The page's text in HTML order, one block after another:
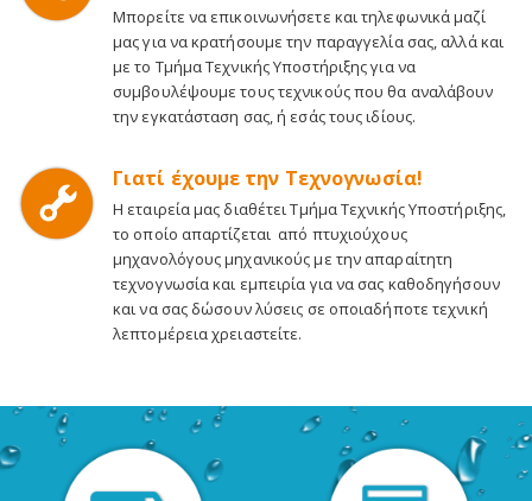
Μπορείτε να επικοινωνήσετε και τηλεφωνικά μαζί
μας για να κρατήσουμε την παραγγελία σας, αλλά και
με το Τμήμα Τεχνικής Υποστήριξης για να
συμβουλέψουμε τους τεχνικούς που θα αναλάβουν
την εγκατάσταση σας, ή εσάς τους ιδίους.
Γιατί έχουμε την Τεχνογνωσία!
Η εταιρεία μας διαθέτει Τμήμα Τεχνικής Υποστήριξης,
το οποίο απαρτίζεται από πτυχιούχους
μηχανολόγους μηχανικούς με την απαραίτητη
τεχνογνωσία και εμπειρία για να σας καθοδηγήσουν
και να σας δώσουν λύσεις σε οποιαδήποτε τεχνική
λεπτομέρεια χρειαστείτε.